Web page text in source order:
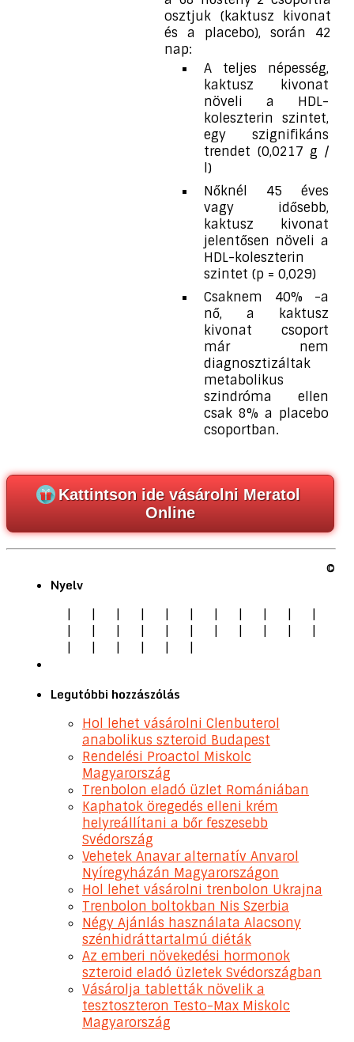
osztjuk (kaktusz kivonat
és a placebo), során 42
nap:
A teljes népesség,
kaktusz kivonat
növeli a HDL-
koleszterin szintet,
egy szignifikáns
trendet (0,0217 g /
l)
Nőknél 45 éves
vagy idősebb,
kaktusz kivonat
jelentősen növeli a
HDL-koleszterin
szintet (p = 0,029)
Csaknem 40% -a
nő, a kaktusz
kivonat csoport
már nem
diagnosztizáltak
metabolikus
szindróma ellen
csak 8% a placebo
csoportban.
Kattintson ide vásárolni Meratol
Online
Nyelv
| | | | | | | | | |
|
|
| | | | | | | | |
|
|
| | | | |
Legutóbbi hozzászólás
Hol lehet vásárolni Clenbuterol
anabolikus szteroid Budapest
Rendelési Proactol Miskolc
Magyarország
Trenbolon eladó üzlet Romániában
Kaphatok öregedés elleni krém
helyreállítani a bőr feszesebb
Svédország
Vehetek Anavar alternatív Anvarol
Nyíregyházán Magyarországon
Hol lehet vásárolni trenbolon Ukrajna
Trenbolon boltokban Nis Szerbia
Négy Ajánlás használata Alacsony
szénhidráttartalmú diéták
Az emberi növekedési hormonok
szteroid eladó üzletek Svédországban
Vásárolja tabletták növelik a
tesztoszteron Testo-Max Miskolc
Magyarország
©